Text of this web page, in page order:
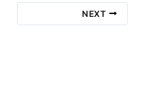
NEXT